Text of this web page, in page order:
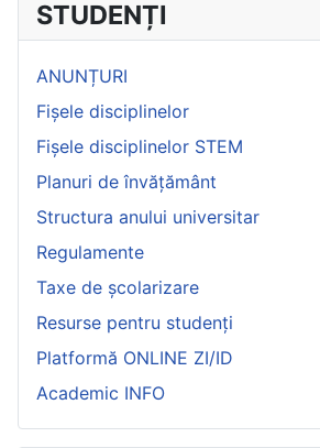
STUDENȚI
ANUNȚURI
Fișele disciplinelor
Fișele disciplinelor STEM
Planuri de învățământ
Structura anului universitar
Regulamente
Taxe de școlarizare
Resurse pentru studenți
Platformă ONLINE ZI/ID
Academic INFO